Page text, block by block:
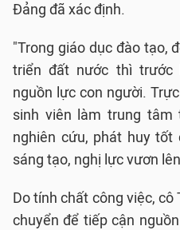
Đảng đã xác định.
"Trong giáo dục đào tạo,
triển đất nước thì
nguồn lực con người.
sinh viên làm trung tâm
nghiên cứu, phát huy tốt
sáng tạo, nghị lực vươn
Do tính chất công việc,
chuyển để tiếp cận